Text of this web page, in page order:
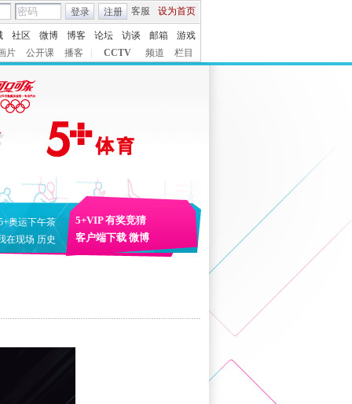
客服 设为首页
登录 注册
社区 微博 博客 论坛 访谈 邮箱
游戏
片
公开课 播客 CCTV 频道 栏目
奥运下午茶
在现场 历史
5+VIP 有奖竞猜
客户端下载 微博